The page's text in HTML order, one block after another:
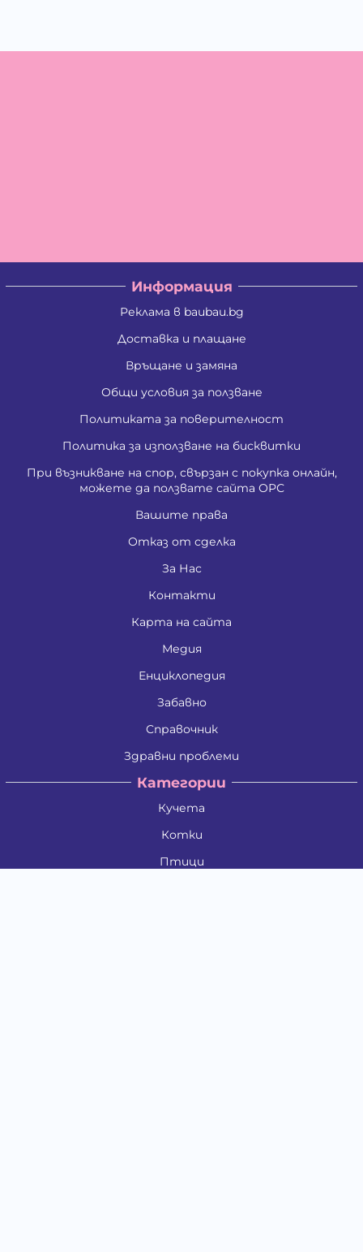
Информация
Реклама в baubau.bg
Доставка и плащане
Връщане и замяна
Общи условия за ползване
Политиката за поверителност
Политика за използване на бисквитки
При възникване на спор, свързан с покупка онлайн,
можете да ползвате сайта ОРС
Вашите права
Отказ от сделка
За Нас
Контакти
Карта на сайта
Медия
Енциклопедия
Забавно
Справочник
Здравни проблеми
Категории
Кучета
Котки
Птици